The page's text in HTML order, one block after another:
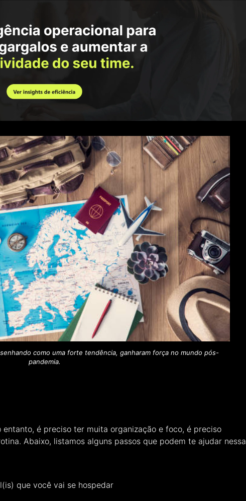
como uma forte tendência, ganharam força no mundo pós-
pandemia.
é preciso ter muita organização e foco, é preciso
Abaixo, listamos alguns passos que podem te ajudar nessa
que você vai se hospedar